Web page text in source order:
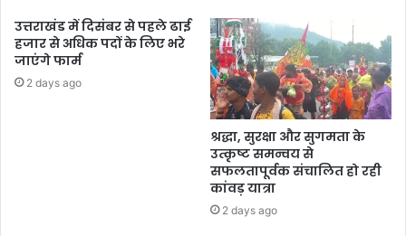
उत्तराखंड में दिसंबर से पहले ढाई
हजार से अधिक पदों के लिए भरे
जाएंगे फार्म
2 days ago
श्रद्धा, सुरक्षा और सुगमता के
उत्कृष्ट समन्वय से
सफलतापूर्वक संचालित हो रही
कांवड़ यात्रा
2 days ago